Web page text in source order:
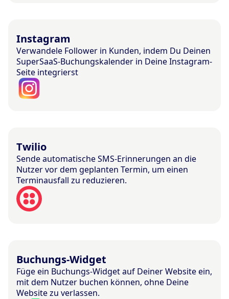
Instagram
Verwandele Follower in Kunden, indem Du Deinen
SuperSaaS-Buchungskalender in Deine Instagram-
Seite integrierst
Twilio
Sende automatische SMS-Erinnerungen an die
Nutzer vor dem geplanten Termin, um einen
Terminausfall zu reduzieren.
Buchungs-Widget
Füge ein Buchungs-Widget auf Deiner Website ein,
mit dem Nutzer buchen können, ohne Deine
Website zu verlassen.